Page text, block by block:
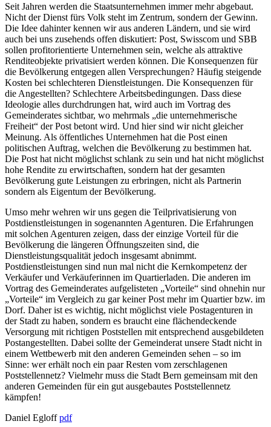
Seit Jahren werden die Staatsunternehmen immer mehr abgebaut.
Nicht der Dienst fürs Volk steht im Zentrum, sondern der Gewinn.
Die Idee dahinter kennen wir aus anderen Ländern, und sie wird
auch bei uns zusehends offen diskutiert: Post, Swisscom und SBB
sollen profitorientierte Unternehmen sein, welche als attraktive
Renditeobjekte privatisiert werden können. Die Konsequenzen für
die Bevölkerung entgegen allen Versprechungen? Häufig steigende
Kosten bei schlechteren Dienstleistungen. Die Konsequenzen für
die Angestellten? Schlechtere Arbeitsbedingungen. Dass diese
Ideologie alles durchdrungen hat, wird auch im Vortrag des
Gemeinderates sichtbar, wo mehrmals „die unternehmerische
Freiheit“ der Post betont wird. Und hier sind wir nicht gleicher
Meinung. Als öffentliches Unternehmen hat die Post einen
politischen Auftrag, welchen die Bevölkerung zu bestimmen hat.
Die Post hat nicht möglichst schlank zu sein und hat nicht möglichst
hohe Rendite zu erwirtschaften, sondern hat der gesamten
Bevölkerung gute Leistungen zu erbringen, nicht als Partnerin
sondern als Eigentum der Bevölkerung.
Umso mehr wehren wir uns gegen die Teilprivatisierung von
Postdienstleistungen in sogenannten Agenturen. Die Erfahrungen
mit solchen Agenturen zeigen, dass der einzige Vorteil für die
Bevölkerung die längeren Öffnungszeiten sind, die
Dienstleistungsqualität jedoch insgesamt abnimmt.
Postdienstleistungen sind nun mal nicht die Kernkompetenz der
Verkäufer und Verkäuferinnen im Quartierladen. Die anderen im
Vortrag des Gemeinderates aufgelisteten „Vorteile“ sind ohnehin nur
„Vorteile“ im Vergleich zu gar keiner Post mehr im Quartier bzw. im
Dorf. Daher ist es wichtig, nicht möglichst viele Postagenturen in
der Stadt zu haben, sondern es braucht eine flächendeckende
Versorgung mit richtigen Poststellen mit entsprechend ausgebildeten
Postangestellten. Dabei sollte der Gemeinderat unsere Stadt nicht in
einem Wettbewerb mit den anderen Gemeinden sehen – so im
Sinne: wer erhält noch ein paar Resten vom zerschlagenen
Poststellennetz? Vielmehr muss die Stadt Bern gemeinsam mit den
anderen Gemeinden für ein gut ausgebautes Poststellennetz
kämpfen!
Daniel Egloffpdf